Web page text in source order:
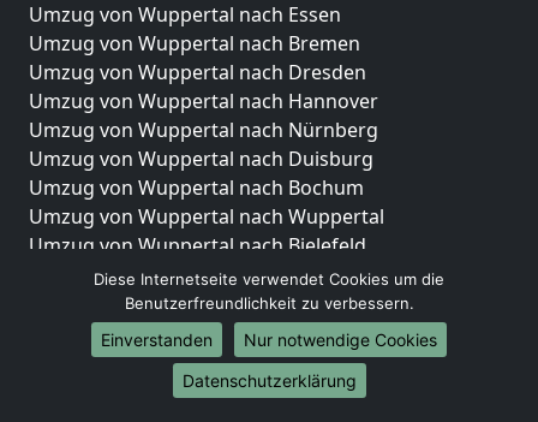
Umzug von Wuppertal nach Essen
Umzug von Wuppertal nach Bremen
Umzug von Wuppertal nach Dresden
Umzug von Wuppertal nach Hannover
Umzug von Wuppertal nach Nürnberg
Umzug von Wuppertal nach Duisburg
Umzug von Wuppertal nach Bochum
Umzug von Wuppertal nach Wuppertal
Umzug von Wuppertal nach Bielefeld
Umzug von Wuppertal nach Bonn
Umzug von Wuppertal nach Münster
Internationale-Umzüge
Umzug von Wuppertal nach Brasilien
Diese Internetseite verwendet Cookies um die
Benutzerfreundlichkeit zu verbessern.
Einverstanden
Nur notwendige Cookies
Datenschutzerklärung